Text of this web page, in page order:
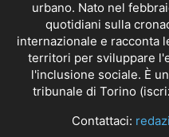
urbano. Nato nel
quotidiani sulla
internazionale e racconta
territori per sviluppare
l'inclusione sociale. È
tribunale di Torino
Contattaci: